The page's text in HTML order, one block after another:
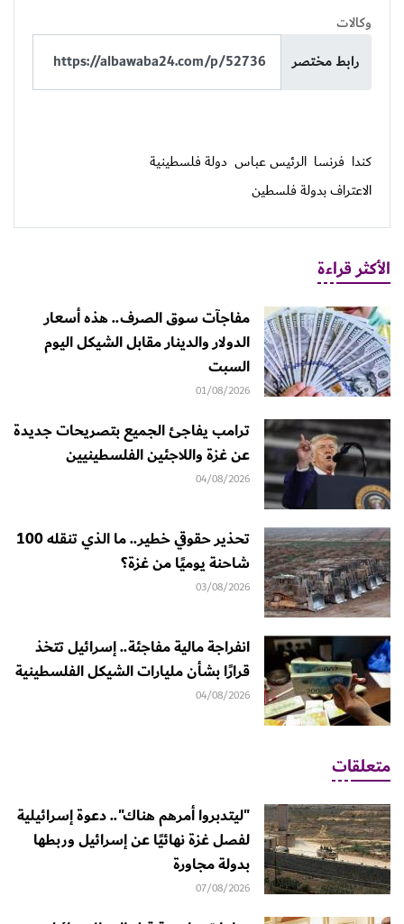
وكالات
رابط مختصر
كندا فرنسا الرئيس عباس دولة فلسطينية
الاعتراف بدولة فلسطين
الأكثر قراءة
مفاجآت سوق الصرف.. هذه أسعار
الدولار والدينار مقابل الشيكل اليوم
السبت
01/08/2026
ترامب يفاجئ الجميع بتصريحات جديدة
عن غزة واللاجئين الفلسطينيين
04/08/2026
تحذير حقوقي خطير.. ما الذي تنقله 100
شاحنة يوميًا من غزة؟
03/08/2026
انفراجة مالية مفاجئة.. إسرائيل تتخذ
قرارًا بشأن مليارات الشيكل الفلسطينية
04/08/2026
متعلقات
"ليتدبروا أمرهم هناك".. دعوة إسرائيلية
لفصل غزة نهائيًا عن إسرائيل وربطها
بدولة مجاورة
07/08/2026